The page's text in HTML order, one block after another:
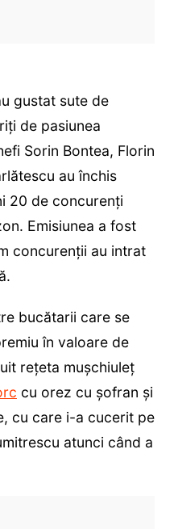
gustat sute de
de pasiunea
Sorin Bontea, Florin
au închis
20 de concurenți
Emisiunea a fost
concurenții au intrat
bucătarii care se
în valoare de
rețeta mușchiuleț
cu orez cu șofran și
cu care i-a cucerit pe
atunci când a